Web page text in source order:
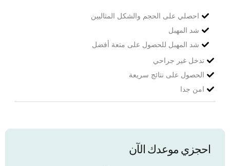
احصلي على الحجم والشكل المثاليين
شد المهبل
شد المهبل للحصول على متعة أفضل
تدخل غير جراحي
الحصول على نتائج سريعة
امن جدا
احجزي موعدك الآن